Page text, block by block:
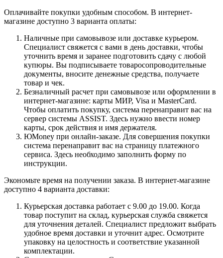
Оплачивайте покупки удобным способом. В интернет-
магазине доступно 3 варианта оплаты:
Наличные при самовывозе или доставке курьером.
Специалист свяжется с вами в день доставки, чтобы
уточнить время и заранее подготовить сдачу с любой
купюры. Вы подписываете товаросопроводительные
документы, вносите денежные средства, получаете
товар и чек.
Безналичный расчет при самовывозе или оформлении в
интернет-магазине: карты МИР, Visa и MasterCard.
Чтобы оплатить покупку, система перенаправит вас на
сервер системы ASSIST. Здесь нужно ввести номер
карты, срок действия и имя держателя.
ЮMoney при онлайн-заказе. Для совершения покупки
система перенаправит вас на страницу платежного
сервиса. Здесь необходимо заполнить форму по
инструкции.
Экономьте время на получении заказа. В интернет-магазине
доступно 4 варианта доставки:
Курьерская доставка работает с 9.00 до 19.00. Когда
товар поступит на склад, курьерская служба свяжется
для уточнения деталей. Специалист предложит выбрать
удобное время доставки и уточнит адрес. Осмотрите
упаковку на целостность и соответствие указанной
комплектации.